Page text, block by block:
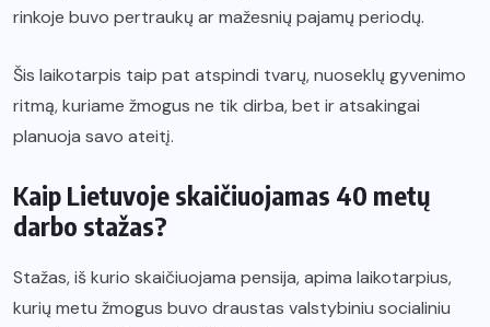
rinkoje buvo pertraukų ar mažesnių pajamų periodų.
Šis laikotarpis taip pat atspindi tvarų, nuoseklų gyvenimo
ritmą, kuriame žmogus ne tik dirba, bet ir atsakingai
planuoja savo ateitį.
Kaip Lietuvoje skaičiuojamas 40 metų
darbo stažas?
Stažas, iš kurio skaičiuojama pensija, apima laikotarpius,
kurių metu žmogus buvo draustas valstybiniu socialiniu